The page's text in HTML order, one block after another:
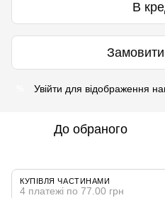
В
Замовити
Увійти для відображення
До обраного
КУПІВЛЯ ЧАСТИНАМИ
4 платежі по 77.00 грн